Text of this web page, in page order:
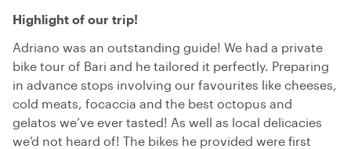
Highlight of our trip!
Adriano was an outstanding guide! We had a private
bike tour of Bari and he tailored it perfectly. Preparing
in advance stops involving our favourites like cheeses,
cold meats, focaccia and the best octopus and
gelatos we’ve ever tasted! As well as local delicacies
we’d not heard of! The bikes he provided were first